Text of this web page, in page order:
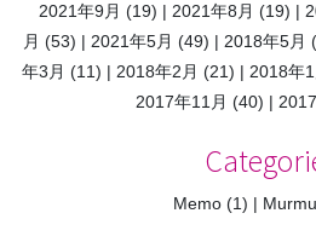
2021年9月 (19) 2021年8月 (19)
月 (53) 2021年5月 (49) 2018年5月
年3月 (11) 2018年2月 (21) 2018年1
2017年11月 (40)
Memo (1)